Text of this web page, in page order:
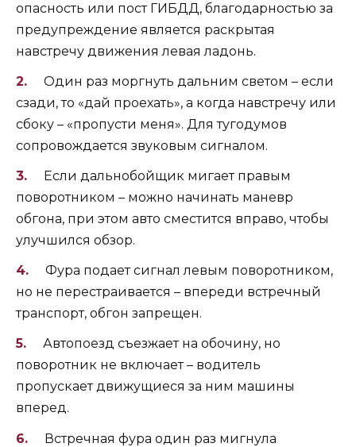
опасность или пост ГИБДД, благодарностью за
предупреждение является раскрытая
навстречу движения левая ладонь.
Один раз моргнуть дальним светом – если
сзади, то «дай проехать», а когда навстречу или
сбоку – «пропусти меня». Для тугодумов
сопровождается звуковым сигналом.
Если дальнобойщик мигает правым
поворотником – можно начинать маневр
обгона, при этом авто сместится вправо, чтобы
улучшился обзор.
Фура подает сигнал левым поворотником,
но не перестраивается – впереди встречный
транспорт, обгон запрещен.
Автопоезд съезжает на обочину, но
поворотник не включает – водитель
пропускает движущиеся за ним машины
вперед.
Встречная фура один раз мигнула